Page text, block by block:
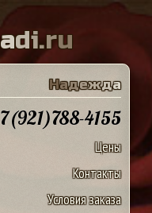
adi.ru
Надежда
7(921)788-4155
Цены
Контакты
Условия заказа